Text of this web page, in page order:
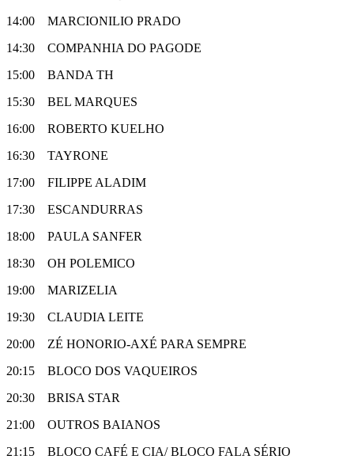
14:00 MARCIONILIO PRADO
14:30 COMPANHIA DO PAGODE
15:00 BANDA TH
15:30 BEL MARQUES
16:00 ROBERTO KUELHO
16:30 TAYRONE
17:00 FILIPPE ALADIM
17:30 ESCANDURRAS
18:00 PAULA SANFER
18:30 OH POLEMICO
19:00 MARIZELIA
19:30 CLAUDIA LEITE
20:00 ZÉ HONORIO-AXÉ PARA SEMPRE
20:15 BLOCO DOS VAQUEIROS
20:30 BRISA STAR
21:00 OUTROS BAIANOS
21:15 BLOCO CAFÉ E CIA/ BLOCO FALA SÉRIO